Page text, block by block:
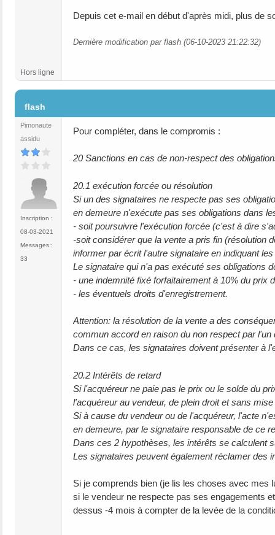
Depuis cet e-mail en début d'après midi, plus de
Dernière modification par flash (06-10-2023 21:22:32)
Hors ligne
flash
Pimonaute
assidu
Inscription :
08-03-2021
Messages :
33
Pour compléter, dans le compromis :
20 Sanctions en cas de non-respect des
20.1 exécution forcée ou résolution
Si un des signataires ne respecte pas ses
en demeure n'exécute pas ses obligations dans
- soit poursuivre l'exécution forcée (c'est à dire
-soit considérer que la vente a pris fin (résolution
informer par écrit l'autre signataire en indiquant
Le signataire qui n'a pas exécuté ses obligations
- une indemnité fixé forfaitairement à 10% du prix
- les éventuels droits d'enregistrement.
Attention: la résolution de la vente a des
commun accord en raison du non respect par l'un
Dans ce cas, les signataires doivent présenter à
20.2 Intérêts de retard
Si l'acquéreur ne paie pas le prix ou le solde du
l'acquéreur au vendeur, de plein droit et sans
Si à cause du vendeur ou de l'acquéreur, l'acte
en demeure, par le signataire responsable de ce
Dans ces 2 hypothèses, les intérêts se calculent
Les signataires peuvent également réclamer des
Si je comprends bien (je lis les choses avec mes
si le vendeur ne respecte pas ses engagements
dessus -4 mois à compter de la levée de la